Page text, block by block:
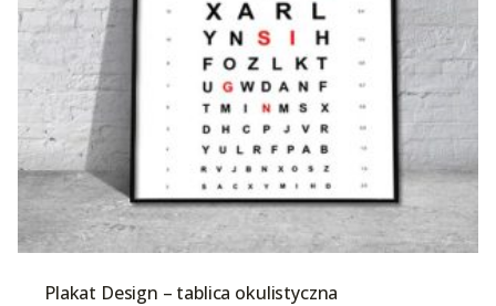
Plakat Design – tablica okulistyczna